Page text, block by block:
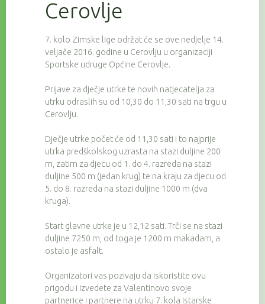
Cerovlje
7. kolo Zimske lige održat će se ove nedjelje 14.
veljače 2016. godine u Cerovlju u organizaciji
Sportske udruge Općine Cerovlje.
Prijave za dječje utrke te novih natjecatelja za
utrku odraslih su od 10,30 do 11,30 sati na trgu u
Cerovlju.
Dječje utrke počet će od 11,30 sati i to najprije
utrka predškolskog uzrasta na stazi duljine 200
m, zatim za djecu od 1. do 4. razreda na stazi
duljine 500 m (jedan krug) te na kraju za djecu od
5. do 8. razreda na stazi duljine 1000 m (dva
kruga).
Start glavne utrke je u 12,12 sati. Trči se na stazi
duljine 7250 m, od toga je 1200 m makadam, a
ostalo je asfalt.
Organizatori vas pozivaju da iskoristite ovu
prigodu i izvedete za Valentinovo svoje
partnerice i partnere na utrku 7. kola Istarske